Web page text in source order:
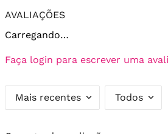
AVALIAÇÕES
Carregando…
Faça login para escrever uma
Mais recentes Todos